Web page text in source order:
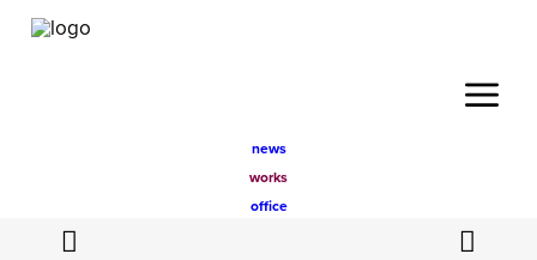
news
works
office